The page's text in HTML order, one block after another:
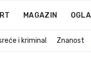
MAGAZIN
i kriminal Znanost